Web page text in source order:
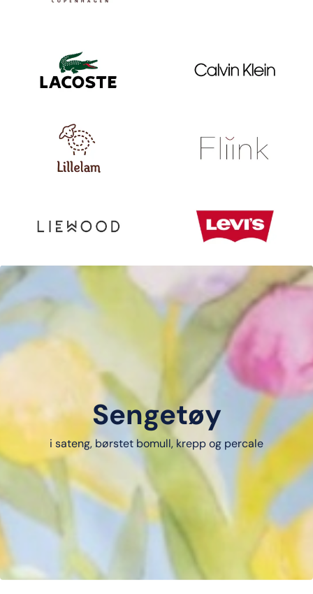
Sengetøy
i sateng, børstet bomull, krepp og percale